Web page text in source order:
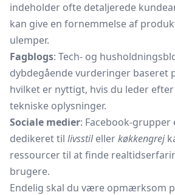
indeholder ofte detaljerede
kan give en fornemmelse af
ulemper.
Fagblogs: Tech- og
dybdegående vurderinger baseret
hvilket er nyttigt, hvis du leder
tekniske oplysninger.
Sociale medier: Facebook-
dedikeret til livsstilellerkøkkengrej
ressourcer til at finde
brugere.
Endelig skal du være opmærksom